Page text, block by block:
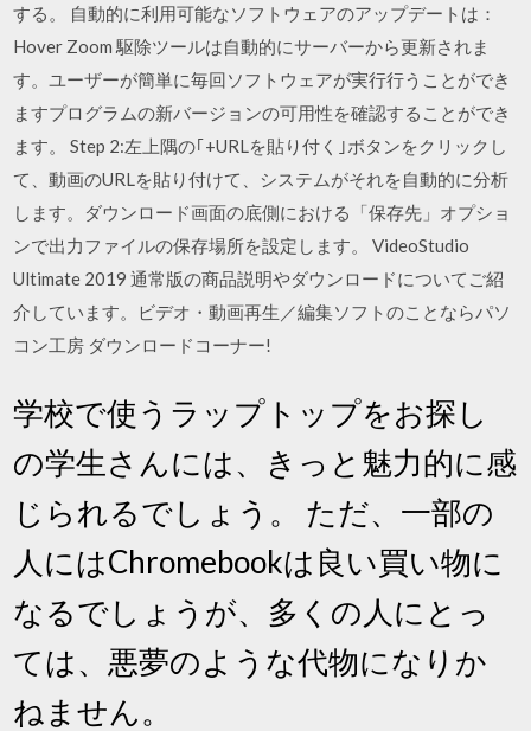
する。 自動的に利用可能なソフトウェアのアップデートは：
Hover Zoom 駆除ツールは自動的にサーバーから更新されま
す。ユーザーが簡単に毎回ソフトウェアが実行行うことができ
ますプログラムの新バージョンの可用性を確認することができ
ます。 Step 2:左上隅の｢+URLを貼り付く｣ボタンをクリックし
て、動画のURLを貼り付けて、システムがそれを自動的に分析
します。ダウンロード画面の底側における「保存先」オプショ
ンで出力ファイルの保存場所を設定します。 VideoStudio
Ultimate 2019 通常版の商品説明やダウンロードについてご紹
介しています。ビデオ・動画再生／編集ソフトのことならパソ
コン工房 ダウンロードコーナー!
学校で使うラップトップをお探し
の学生さんには、きっと魅力的に感
じられるでしょう。 ただ、一部の
人にはChromebookは良い買い物に
なるでしょうが、多くの人にとっ
ては、悪夢のような代物になりか
ねません。